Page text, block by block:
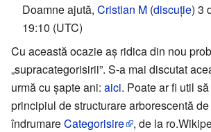
Doamne ajută, Cristian M (discuție) 3
19:10 (UTC)
Cu această ocazie aș ridica din nou
„supracategorisirii”. S-a mai discutat
urmă cu șapte ani: aici. Poate ar fi util
principiul de structurare arborescentă
îndrumareCategorisire , de la